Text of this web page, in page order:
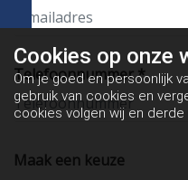
Telefoonnummer *
Maak een keuze
Cookies op onze
Om je goed en persoonlijk
gebruik van cookies en
cookies volgen wij en
en dit maakt het voor jou
social media.Bekijk ons